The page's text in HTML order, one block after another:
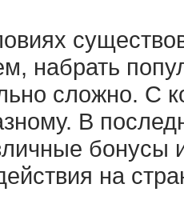
набрать
сложно. С
В
бонусы
на